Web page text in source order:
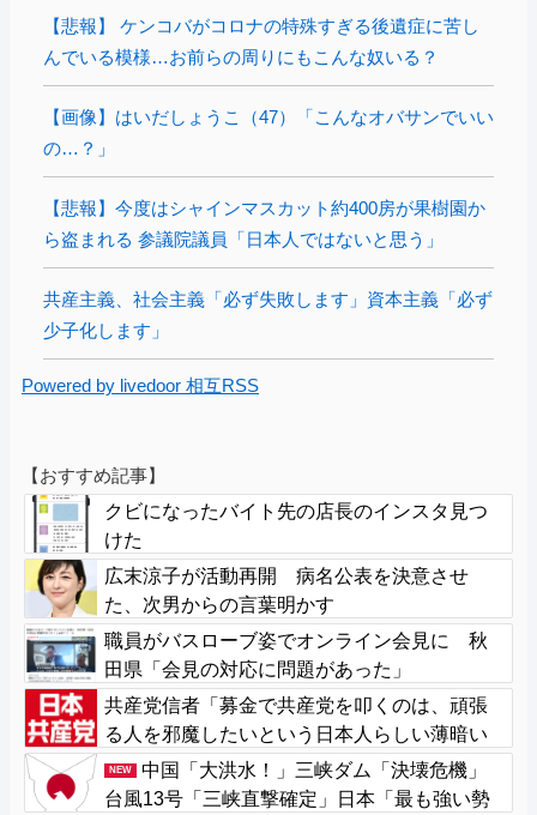
【悲報】 ケンコバがコロナの特殊すぎる後遺症に苦し
んでいる模様…お前らの周りにもこんな奴いる？
【画像】はいだしょうこ（47）「こんなオバサンでいい
の…？」
【悲報】今度はシャインマスカット約400房が果樹園か
ら盗まれる 参議院議員「日本人ではないと思う」
共産主義、社会主義「必ず失敗します」資本主義「必ず
少子化します」
Powered by livedoor 相互RSS
【おすすめ記事】
クビになったバイト先の店長のインスタ見つ
けた
広末涼子が活動再開 病名公表を決意させ
た、次男からの言葉明かす
職員がバスローブ姿でオンライン会見に 秋
田県「会見の対応に問題があった」
共産党信者「募金で共産党を叩くのは、頑張
る人を邪魔したいという日本人らしい薄暗い
欲望のせい」
NEW
中国「大洪水！」三峡ダム「決壊危機」
台風13号「三峡直撃確定」日本「最も強い勢